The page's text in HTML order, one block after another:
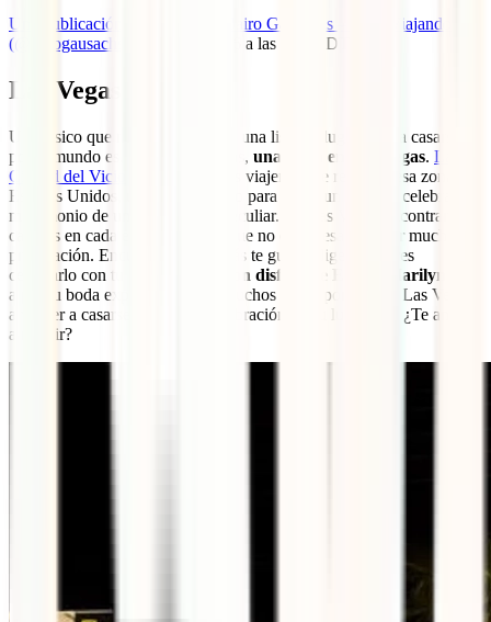
Una publicación compartida de Jairo Gausachs – Vivo Viajando
(@jairogausachs)
el 24 Abr, 2016 a las 8:34 PDT
Las Vegas
Un clásico que no podía faltar en una lista de lugares para casarse
por el mundo es, sin lugar a dudas, una boda en Las Vegas. La
Ciudad del Vicio
es, para muchos viajeros que recorren esa zona de
Estados Unidos, un lugar perfecto para hacer un parón y celebrar su
matrimonio de una forma bien peculiar. En Las Vegas encontrarás
capillas en cada esquina, por lo que no es necesario hacer mucha
preparación. Encuentra la que más te guste, elige si quieres
celebrarlo con tu propia ropa o
con disfraz de Elvis y Marilyn
a por tu boda exprés. Además, muchos optan por venir a Las Vegas
a volver a casarse durante la celebración de su luna miel. ¿Te animas
a repetir?